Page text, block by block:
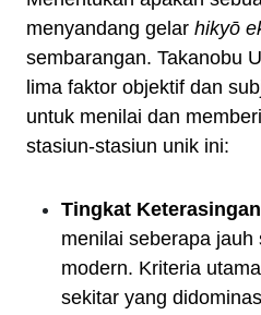
menyandang gelar hikyō
sembarangan. Takanobu
lima faktor objektif dan
untuk menilai dan
stasiun-stasiun unik ini:
Tingkat
menilai seberapa
modern. Kriteria
sekitar yang